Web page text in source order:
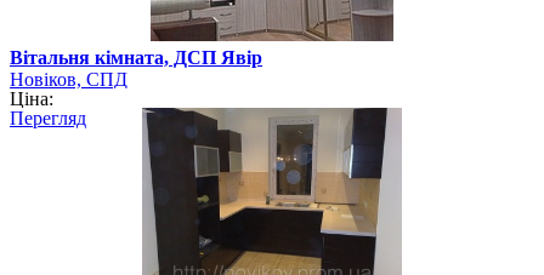
Вітальня кімната, ДСП Явір
Новіков, СПД
Ціна:
Перегляд